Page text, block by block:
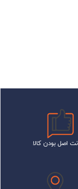
اصل بودن کالا